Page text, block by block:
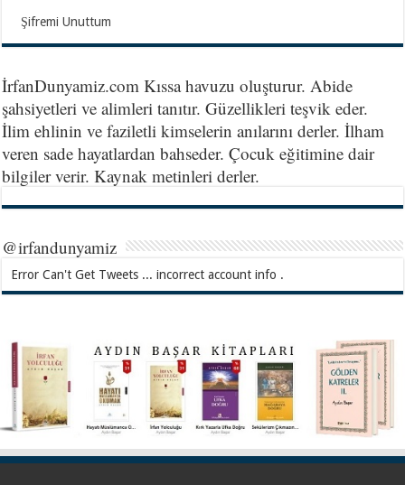
Şifremi Unuttum
İrfanDunyamiz.com Kıssa havuzu oluşturur. Abide
şahsiyetleri ve alimleri tanıtır. Güzellikleri teşvik eder.
İlim ehlinin ve faziletli kimselerin anılarını derler. İlham
veren sade hayatlardan bahseder. Çocuk eğitimine dair
bilgiler verir. Kaynak metinleri derler.
@irfandunyamiz
Error Can't Get Tweets ... incorrect account info .